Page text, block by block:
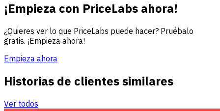
¡Empieza con PriceLabs ahora!
¿Quieres ver lo que PriceLabs puede hacer? Pruébalo
gratis. ¡Empieza ahora!
Empieza ahora
Historias de clientes similares
Ver todos